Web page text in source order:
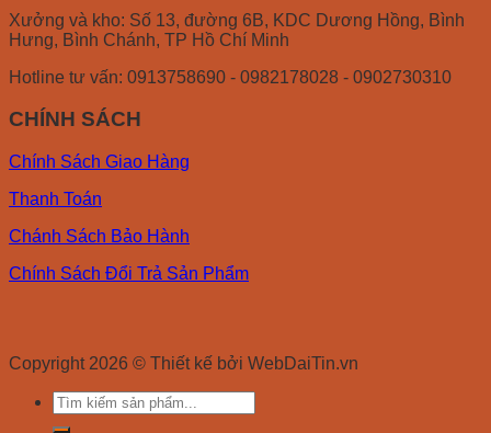
Xưởng và kho: Số 13, đường 6B, KDC Dương Hồng, Bình
Hưng, Bình Chánh, TP Hồ Chí Minh
Hotline tư vấn: 0913758690 - 0982178028 - 0902730310
CHÍNH SÁCH
Chính Sách Giao Hàng
Thanh Toán
Chánh Sách Bảo Hành
Chính Sách Đổi Trả Sản Phẩm
Copyright 2026 © Thiết kế bởi WebDaiTin.vn
Search
for: